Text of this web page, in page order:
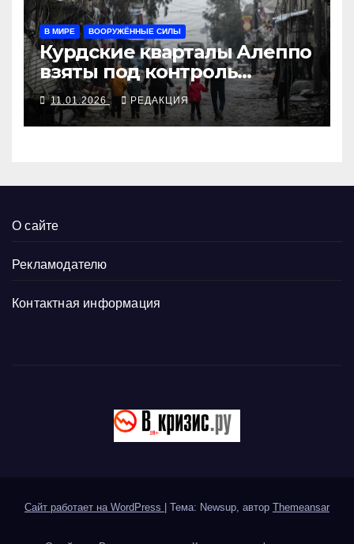
В МИРЕ ВООРУЖЁННЫЕ СИЛЫ
Курдские кварталы Алеппо
взяты под контроль
правительством аш-Шараа
11.01.2026 РЕДАКЦИЯ
О сайте
Рекламодателю
Контактная информация
Сайт работает на WordPress Тема: Newsup, автор Themeansar